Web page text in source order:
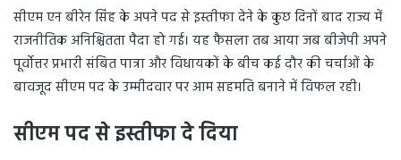
सीएम एन बीरेन सिंह के अपने पद से इस्तीफा देने के कुछ दिनों बाद राज्य में
राजनीतिक अनिश्चितता पैदा हो गई। यह फैसला तब आया जब बीजेपी अपने
पूर्वोत्तर प्रभारी संबित पात्रा और विधायकों के बीच कई दौर की चर्चाओं के
बावजूद सीएम पद के उम्मीदवार पर आम सहमति बनाने में विफल रही।
सीएम पद से इस्तीफा दे दिया